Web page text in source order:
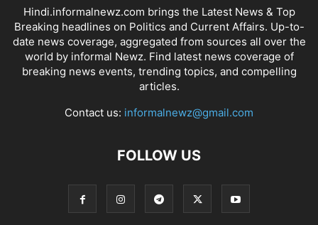
Hindi.informalnewz.com brings the Latest News & Top
Breaking headlines on Politics and Current Affairs. Up-to-
date news coverage, aggregated from sources all over the
world by informal Newz. Find latest news coverage of
breaking news events, trending topics, and compelling
articles.
Contact us: informalnewz@gmail.com
FOLLOW US